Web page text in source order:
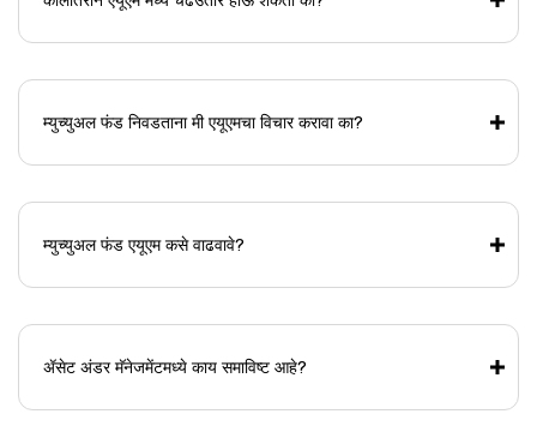
म्युच्युअल फंड निवडताना मी एयूएमचा विचार करावा का?
म्युच्युअल फंड एयूएम कसे वाढवावे?
ॲसेट अंडर मॅनेजमेंटमध्ये काय समाविष्ट आहे?